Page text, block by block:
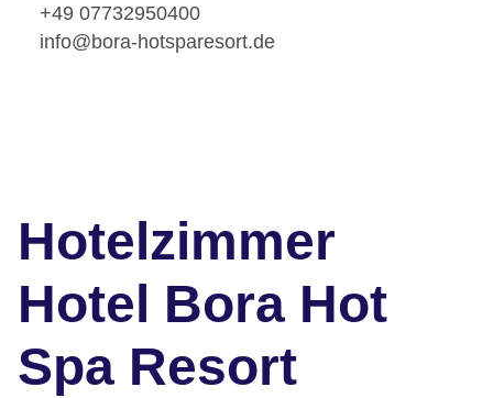
+49 07732950400
info@bora-hotsparesort.de
Hotelzimmer
Hotel Bora Hot
Spa Resort